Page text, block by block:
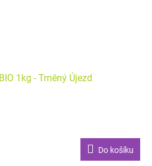
1kg - Trněný Újezd
Do košíku